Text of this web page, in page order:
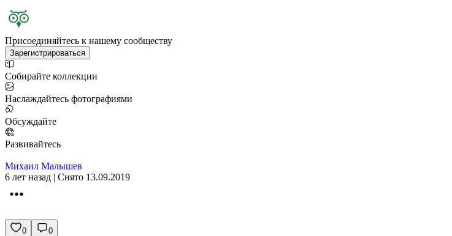
Присоединяйтесь к нашему сообществу
Зарегистрироваться
Собирайте коллекции
Наслаждайтесь фотографиями
Обсуждайте
Развивайтесь
Михаил Малышев
6 лет назад | Снято 13.09.2019
0 0